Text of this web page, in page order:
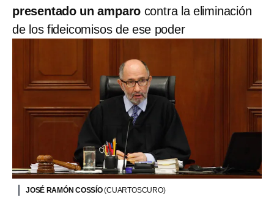
presentado un amparo contra la eliminación
de los fideicomisos de ese poder
JOSÉ RAMÓN COSSÍO(CUARTOSCURO)